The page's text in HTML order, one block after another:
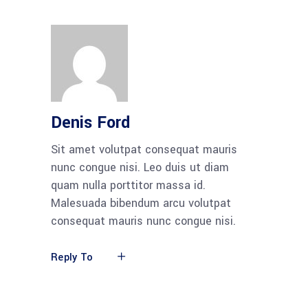
Denis Ford
Sit amet volutpat consequat mauris
nunc congue nisi. Leo duis ut diam
quam nulla porttitor massa id.
Malesuada bibendum arcu volutpat
consequat mauris nunc congue nisi.
Reply To